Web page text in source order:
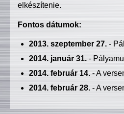
elkészítenie.
Fontos dátumok:
2013. szeptember 27.-
2014. január 31.-
2014. február 14.- A
2014. február 28.- A